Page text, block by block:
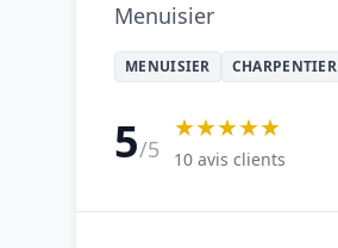
Menuisier
MENUISIER CHARPENTIER
5/5
★★★★★
10 avis clients